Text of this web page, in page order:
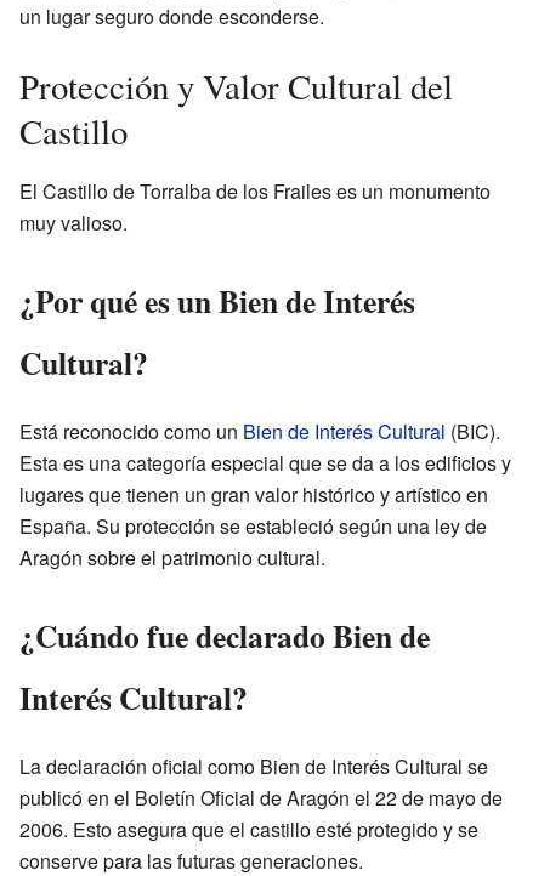
un lugar seguro donde esconderse.
Protección y Valor Cultural del
Castillo
El Castillo de Torralba de los Frailes es un monumento
muy valioso.
¿Por qué es un Bien de Interés
Cultural?
Está reconocido como un Bien de Interés Cultural (BIC).
Esta es una categoría especial que se da a los edificios y
lugares que tienen un gran valor histórico y artístico en
España. Su protección se estableció según una ley de
Aragón sobre el patrimonio cultural.
¿Cuándo fue declarado Bien de
Interés Cultural?
La declaración oficial como Bien de Interés Cultural se
publicó en el Boletín Oficial de Aragón el 22 de mayo de
2006. Esto asegura que el castillo esté protegido y se
conserve para las futuras generaciones.